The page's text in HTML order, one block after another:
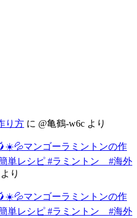
り方 に @亀鶴-w6c より
マンゴーラミントンの作
単レシピ #ラミントン #海外
より
マンゴーラミントンの作
単レシピ #ラミントン #海外